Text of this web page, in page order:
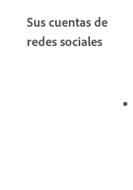
Sus cuentas de
redes sociales